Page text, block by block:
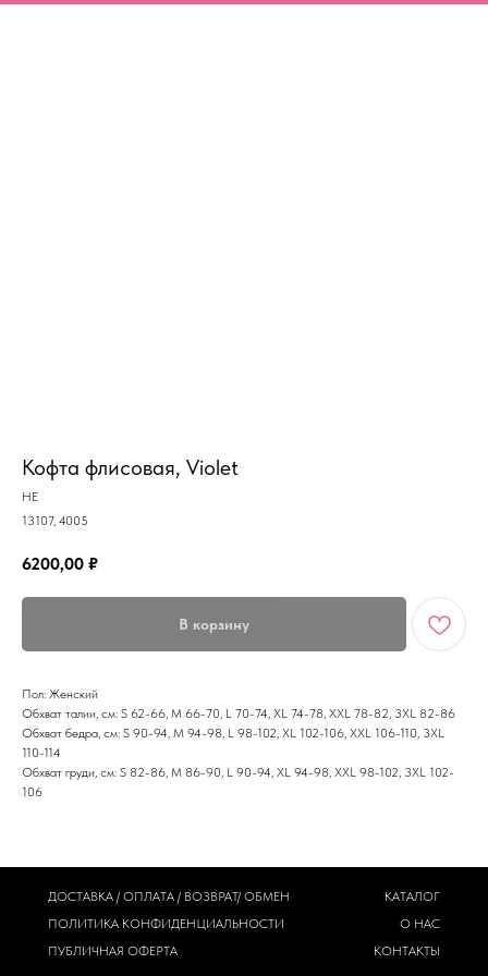
Кофта флисовая, Violet
HE
13107, 4005
6200,00 ₽
В корзину
Пол: Женский
Обхват талии, см: S 62-66, M 66-70, L 70-74, XL 74-78, XXL 78-82, 3XL 82-86
Обхват бедра, см: S 90-94, M 94-98, L 98-102, XL 102-106, XXL 106-110, 3XL
110-114
Обхват груди, см: S 82-86, M 86-90, L 90-94, XL 94-98, XXL 98-102, 3XL 102-
106
ДОСТАВКА / ОПЛАТА / ВОЗВРАТ/ ОБМЕН
ПОЛИТИКА КОНФИДЕНЦИАЛЬНОСТИ
ПУБЛИЧНАЯ ОФЕРТА
КАТАЛОГ
О НАС
КОНТАКТЫ